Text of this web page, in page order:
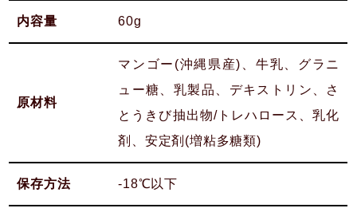
内容量 60g
原材料
マンゴー(沖縄県産)、牛乳、グラニ
ュー糖、乳製品、デキストリン、さ
とうきび抽出物/トレハロース、乳化
剤、安定剤(増粘多糖類)
保存方法 -18℃以下